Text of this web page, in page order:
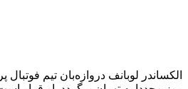
الکساندر لوبانف دروازه‌بان تیم